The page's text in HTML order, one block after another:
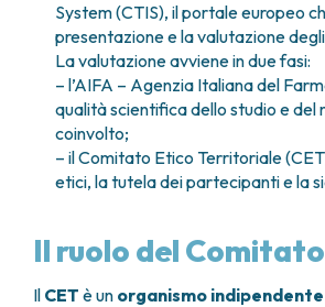
DIETETICA E NUTRIZIONE CLINICA
GENETICA MEDICA
PNEUMOLOGIA
PSICOLOGIA
TERAPIA DEL DOLORE E CURE
ALTRE CONSULENZE
RICERCA CLINICA
CLINICAL RESEARCH UNIT (CRU)
System (CTIS), il portale europeo
presentazione e la valutazione
La valutazione avviene in due fasi:
– l’AIFA – Agenzia Italiana del
qualità scientifica dello studio e del
coinvolto;
– il Comitato Etico Territoriale
etici, la tutela dei partecipanti e la
Il ruolo del
Il CET è un organismo indipendente